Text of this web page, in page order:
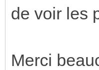
de voir les
Merci